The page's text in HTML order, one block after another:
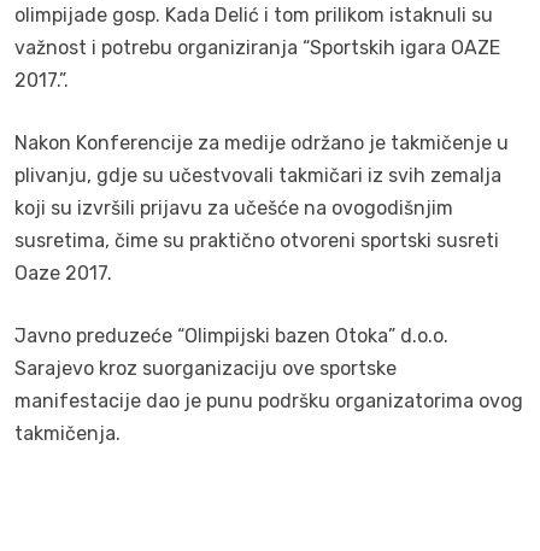
olimpijade gosp. Kada Delić i tom prilikom istaknuli su
važnost i potrebu organiziranja “Sportskih igara OAZE
2017.”.
Nakon Konferencije za medije održano je takmičenje u
plivanju, gdje su učestvovali takmičari iz svih zemalja
koji su izvršili prijavu za učešće na ovogodišnjim
susretima, čime su praktično otvoreni sportski susreti
Oaze 2017.
Javno preduzeće “Olimpijski bazen Otoka” d.o.o.
Sarajevo kroz suorganizaciju ove sportske
manifestacije dao je punu podršku organizatorima ovog
takmičenja.